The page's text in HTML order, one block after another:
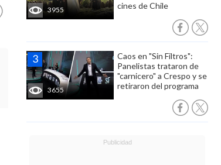
3955
cines de Chile
3655
Caos en "Sin Filtros":
Panelistas trataron de
"carnicero" a Crespo y se
retiraron del programa